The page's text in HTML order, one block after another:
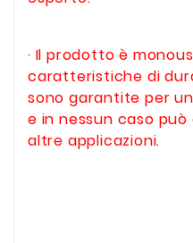
· Il prodotto è
caratteristiche di
sono garantite per
e in nessun caso
altre applicazioni.